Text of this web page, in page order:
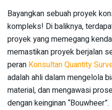
Bayangkan sebuah proyek
kompleks! Di baliknya,
proyek yang memegang
memastikan proyek berjalan
peran Konsultan Quantity
adalah ahli dalam mengelola
material, dan mengawasi
dengan keinginan “Bouwheer”.